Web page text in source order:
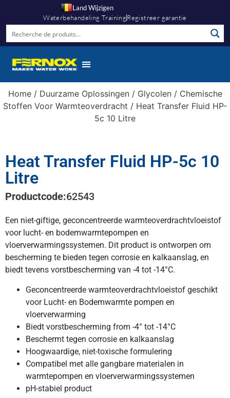
Land Wijzigen
Waterbehandeling TrainingRegistreer garantie
Home/ Duurzame Oplossingen/ Glycolen/ Chemische
Stoffen Voor Warmteoverdracht / Heat Transfer Fluid HP-
5c 10 Litre
Heat Transfer Fluid HP-5c 10
Litre
Productcode:62543
Een niet-giftige, geconcentreerde warmteoverdrachtvloeistof
voor lucht- en bodemwarmtepompen en
vloerverwarmingssystemen. Dit product is ontworpen om
bescherming te bieden tegen corrosie en kalkaanslag, en
biedt tevens vorstbescherming van -4 tot -14°C.
Geconcentreerde warmteoverdrachtvloeistof geschikt
voor Lucht- en Bodemwarmte pompen en
vloerverwarming
Biedt vorstbescherming from -4° tot -14°C
Beschermt tegen corrosie en kalkaanslag
Hoogwaardige, niet-toxische formulering
Compatibel met alle gangbare materialen in
warmtepompen en vloerverwarmingssystemen
pH-stabiel product